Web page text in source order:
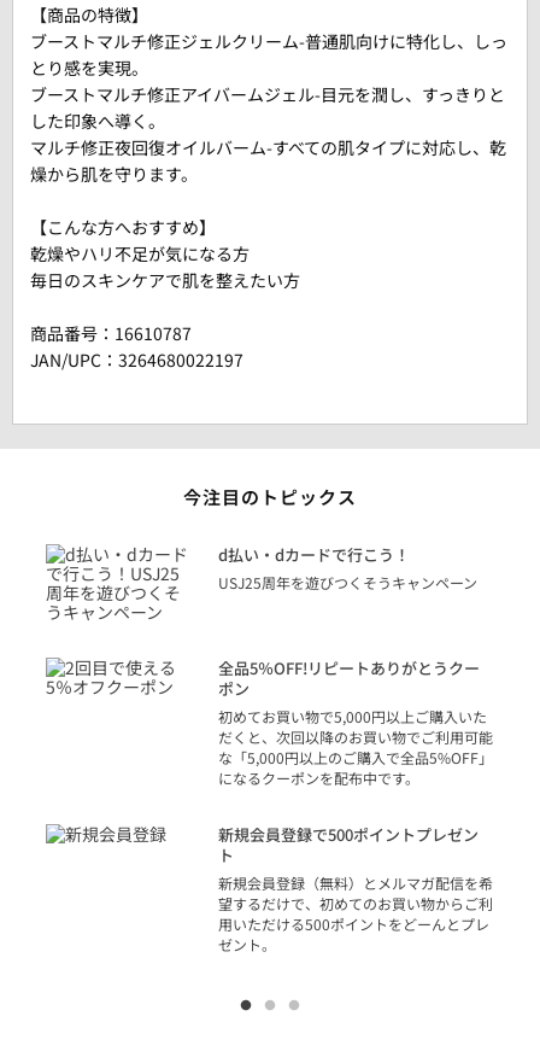
【商品の特徴】
ブーストマルチ修正ジェルクリーム-普通肌向けに特化し、しっ
とり感を実現。
ブーストマルチ修正アイバームジェル-目元を潤し、すっきりと
した印象へ導く。
マルチ修正夜回復オイルバーム-すべての肌タイプに対応し、乾
燥から肌を守ります。
【こんな方へおすすめ】
乾燥やハリ不足が気になる方
毎日のスキンケアで肌を整えたい方
商品番号： 16610787
JAN/UPC：3264680022197
今注目のトピックス
d払い・dカードで行こう！
USJ25周年を遊びつくそうキャンペーン
全品5％OFF!リピートありがとうクー
ポン
初めてお買い物で5,000円以上ご購入いた
だくと、次回以降のお買い物でご利用可能
な「5,000円以上のご購入で全品5%OFF」
になるクーポンを配布中です。
新規会員登録で500ポイントプレゼン
ト
新規会員登録（無料）とメルマガ配信を希
望するだけで、初めてのお買い物からご利
用いただける500ポイントをどーんとプレ
ゼント。